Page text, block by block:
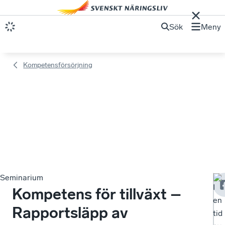
Sök Meny
Kompetensförsörjning
Seminarium
Kompetens för tillväxt –
Rapportsläpp av
I
en
tid